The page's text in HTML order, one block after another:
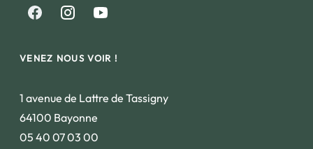
VENEZ NOUS VOIR !
1 avenue de Lattre de Tassigny
64100 Bayonne
05 40 07 03 00